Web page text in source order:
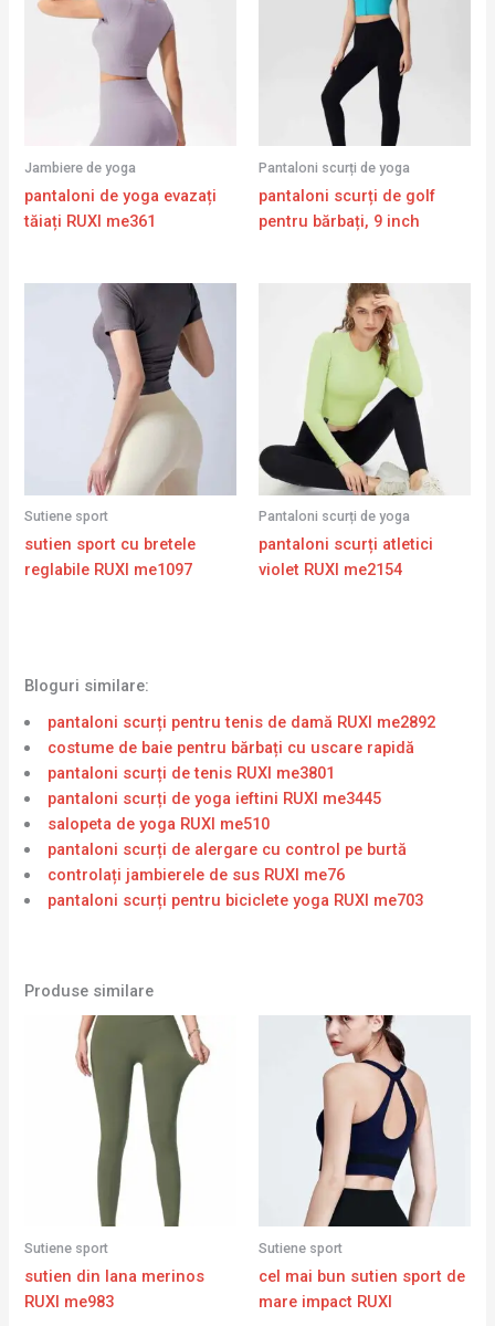
Jambiere de yoga
pantaloni de yoga evazați
tăiați RUXI me361
Pantaloni scurți de yoga
pantaloni scurți de golf
pentru bărbați, 9 inch
Sutiene sport
sutien sport cu bretele
reglabile RUXI me1097
Pantaloni scurți de yoga
pantaloni scurți atletici
violet RUXI me2154
Bloguri similare:
pantaloni scurți pentru tenis de damă RUXI me2892
costume de baie pentru bărbați cu uscare rapidă
pantaloni scurți de tenis RUXI me3801
pantaloni scurți de yoga ieftini RUXI me3445
salopeta de yoga RUXI me510
pantaloni scurți de alergare cu control pe burtă
controlați jambierele de sus RUXI me76
pantaloni scurți pentru biciclete yoga RUXI me703
Produse similare
Sutiene sport
sutien din lana merinos
RUXI me983
Sutiene sport
cel mai bun sutien sport de
mare impact RUXI